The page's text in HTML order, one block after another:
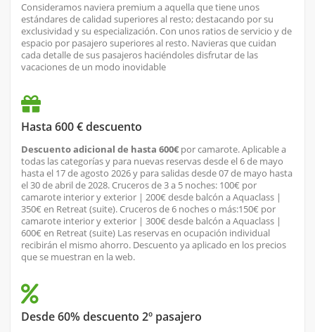
Consideramos naviera premium a aquella que tiene unos
estándares de calidad superiores al resto; destacando por su
exclusividad y su especialización. Con unos ratios de servicio y de
espacio por pasajero superiores al resto. Navieras que cuidan
cada detalle de sus pasajeros haciéndoles disfrutar de las
vacaciones de un modo inovidable
Hasta 600 € descuento
Descuento adicional de hasta 600€ por camarote. Aplicable a
todas las categorías y para nuevas reservas desde el 6 de mayo
hasta el 17 de agosto 2026 y para salidas desde 07 de mayo hasta
el 30 de abril de 2028. Cruceros de 3 a 5 noches: 100€ por
camarote interior y exterior | 200€ desde balcón a Aquaclass |
350€ en Retreat (suite). Cruceros de 6 noches o más:150€ por
camarote interior y exterior | 300€ desde balcón a Aquaclass |
600€ en Retreat (suite) Las reservas en ocupación individual
recibirán el mismo ahorro. Descuento ya aplicado en los precios
que se muestran en la web.
Desde 60% descuento 2º pasajero